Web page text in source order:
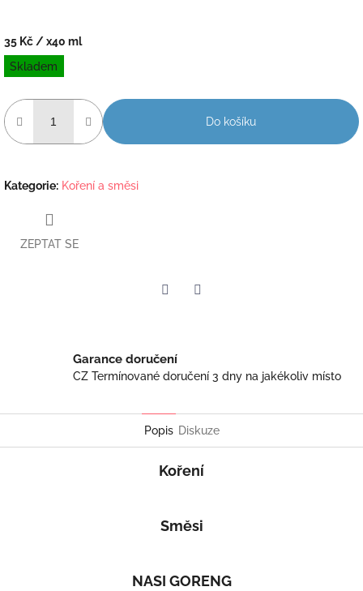
35 Kč / x40 ml
Měrná
cena:
Skladem
Do košíku
Kategorie: Koření a směsi
ZEPTAT SE
Garance doručení
CZ Termínované doručení 3 dny na jakékoliv místo
Popis Diskuze
Koření
Směsi
NASI GORENG